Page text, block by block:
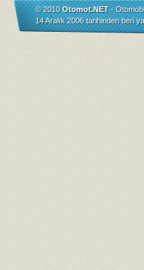
© 2010Otomot.NET-
14 Aralık 2006 tarihinden beri